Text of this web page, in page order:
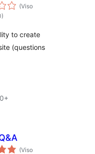
(Viso
to create
(questions
(Viso